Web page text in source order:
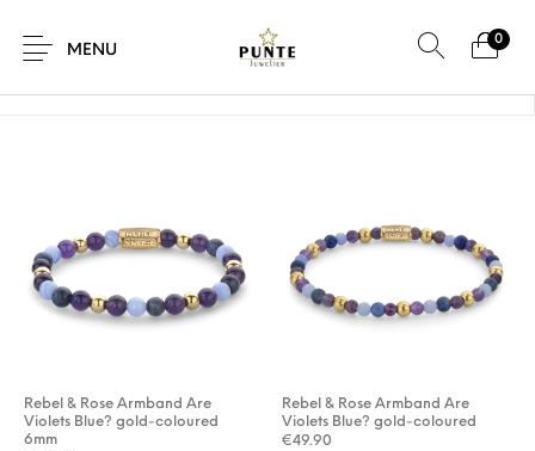
MENU
0
Giftcard Accessoires
Home / Product Kleur
Rebel & Rose Armband Are
Violets Blue? gold-coloured
6mm
Rebel & Rose Armband Are
Violets Blue? gold-coloured
€49.90